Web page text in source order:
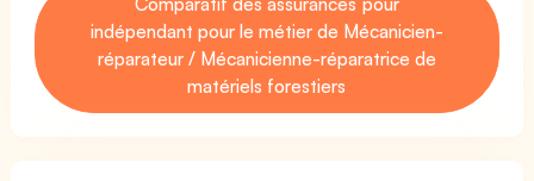
indépendant pour le métier de Mécanicien-
réparateur / Mécanicienne-réparatrice de
matériels forestiers